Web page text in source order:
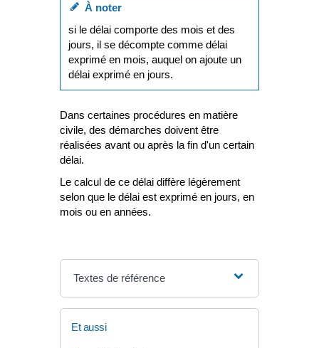
À noter
si le délai comporte des mois et des
jours, il se décompte comme délai
exprimé en mois, auquel on ajoute un
délai exprimé en jours.
Dans certaines procédures en matière
civile, des démarches doivent être
réalisées avant ou après la fin d'un certain
délai.
Le calcul de ce délai diffère légèrement
selon que le délai est exprimé en jours, en
mois ou en années.
Textes de référence
Et aussi